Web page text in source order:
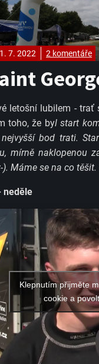
7. 2022 2 komentáře
letošní lubilem -
toho, že byl start
bod trati.
mírně naklopenou
Máme se na co těšit.
neděle
Klepnutím přijměte
cookie a